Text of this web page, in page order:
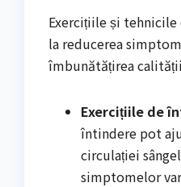
Exercițiile și
la reducerea
îmbunătățirea
Exercițiile de
întindere pot
circulației
simptomelor